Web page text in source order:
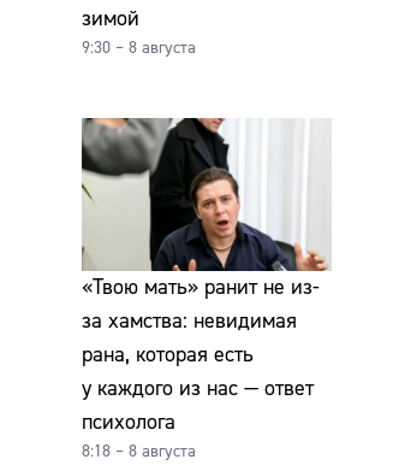
зимой
9:30 – 8 августа
«Твою мать» ранит не из-
за хамства: невидимая
рана, которая есть
у каждого из нас — ответ
психолога
8:18 – 8 августа